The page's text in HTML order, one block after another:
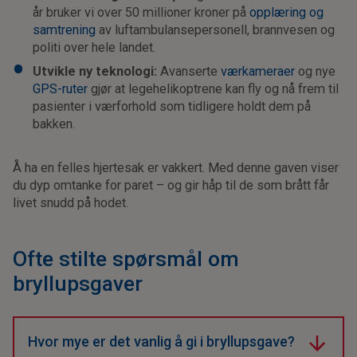
år bruker vi over 50 millioner kroner på opplæring og
samtrening av luftambulansepersonell, brannvesen og
politi over hele landet.
Utvikle ny teknologi: Avanserte værkameraerog nye
GPS-rutergjør at legehelikoptrene kan fly og nå frem til
pasienter i værforhold som tidligere holdt dem på
bakken.
Å ha en felles hjertesak er vakkert. Med denne gaven viser
du dyp omtanke for paret – og gir håp til de som brått får
livet snudd på hodet.
Ofte stilte spørsmål om
bryllupsgaver
Hvor mye er det vanlig å gi i bryllupsgave?